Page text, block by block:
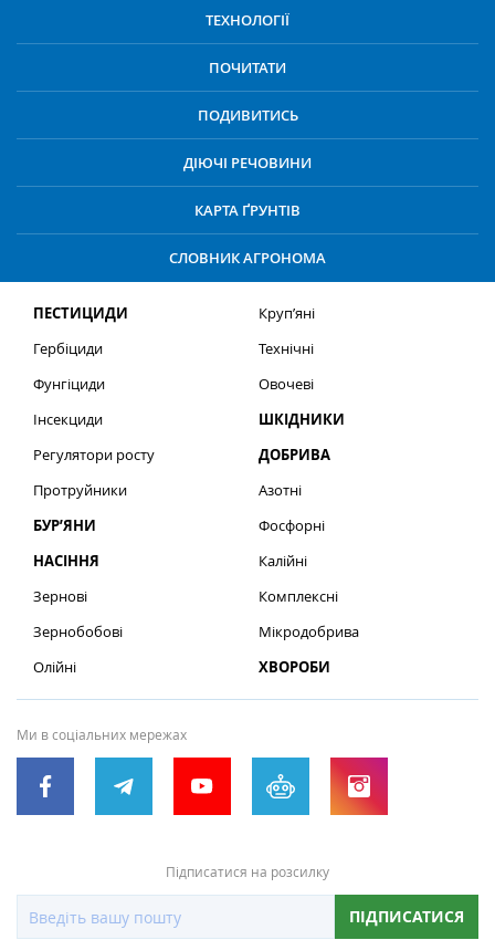
ТЕХНОЛОГІЇ
ПОЧИТАТИ
ПОДИВИТИСЬ
ДІЮЧІ РЕЧОВИНИ
КАРТА ҐРУНТІВ
СЛОВНИК АГРОНОМА
ПЕСТИЦИДИ
Гербіциди
Фунгіциди
Інсекциди
Регулятори росту
Протруйники
БУР’ЯНИ
НАСІННЯ
Зернові
Зернобобові
Олійні
Круп’яні
Технічні
Овочеві
ШКІДНИКИ
ДОБРИВА
Азотні
Фосфорні
Калійні
Комплексні
Мікродобрива
ХВОРОБИ
Ми в соціальних мережах
Підписатися на розсилку
ПІДПИСАТИСЯ